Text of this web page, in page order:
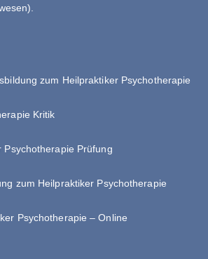
zum Heilpraktiker Psychotherapie
Kritik
Psychotherapie Prüfung
zum Heilpraktiker Psychotherapie
Psychotherapie – Online